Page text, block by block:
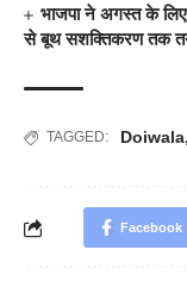
भाजपा ने अगस्त के लिए
से बूथ सशक्तिकरण तक
TAGGED: Doiwala,
Facebook